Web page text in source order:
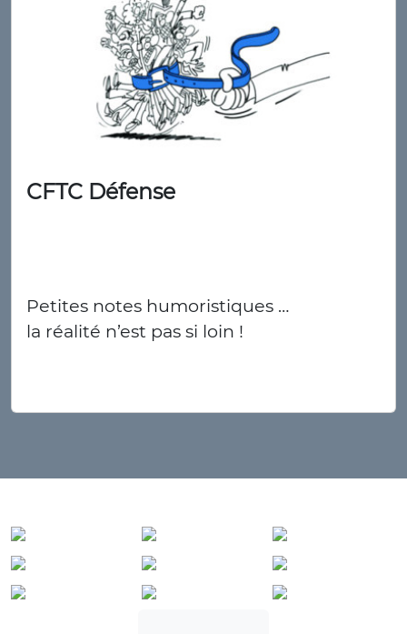
CFTC Défense
Petites notes humoristiques …
la réalité n’est pas si loin !